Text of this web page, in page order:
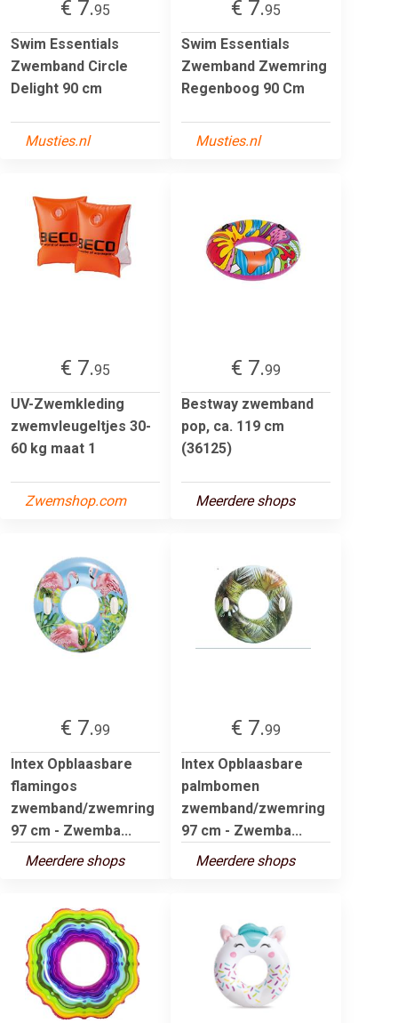
€ 7.95
Swim Essentials
Zwemband Circle
Delight 90 cm
Musties.nl
€ 7.95
Swim Essentials
Zwemband Zwemring
Regenboog 90 Cm
Musties.nl
€ 7.95
UV-Zwemkleding
zwemvleugeltjes 30-
60 kg maat 1
Zwemshop.com
€ 7.99
Bestway zwemband
pop, ca. 119 cm
(36125)
Meerdere shops
€ 7.99
Intex Opblaasbare
flamingos
zwemband/zwemring
97 cm - Zwemba...
Meerdere shops
€ 7.99
Intex Opblaasbare
palmbomen
zwemband/zwemring
97 cm - Zwemba...
Meerdere shops